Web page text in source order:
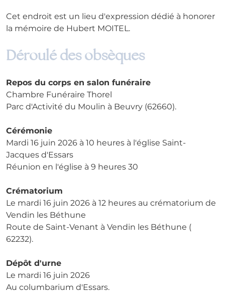
Cet endroit est un lieu d'expression dédié à honorer
la mémoire de Hubert MOITEL.
Déroulé des obsèques
Repos du corps en salon funéraire
Chambre Funéraire Thorel
Parc d'Activité du Moulin à Beuvry (62660).
Cérémonie
Mardi 16 juin 2026 à 10 heures à l'église Saint-
Jacques d'Essars
Réunion en l'église à 9 heures 30
Crématorium
Le mardi 16 juin 2026 à 12 heures au crématorium de
Vendin les Béthune
Route de Saint-Venant à Vendin les Béthune (
62232).
Dépôt d'urne
Le mardi 16 juin 2026
Au columbarium d'Essars.